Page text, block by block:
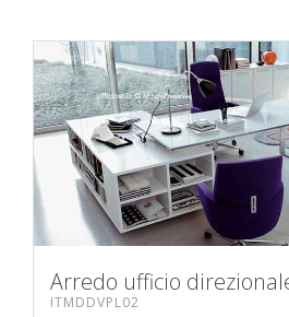
Arredo ufficio
ITMDDVPL02